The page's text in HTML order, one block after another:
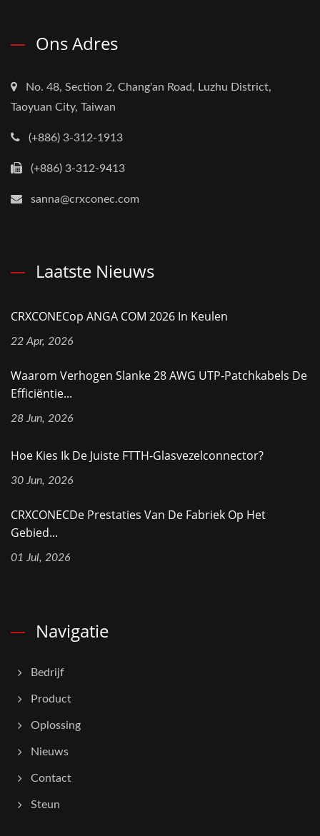
Ons Adres
No. 48, Section 2, Chang'an Road, Luzhu District,
Taoyuan City, Taiwan
(+886) 3-312-1913
(+886) 3-312-9413
sanna@crxconec.com
Laatste Nieuws
CRXCONECop ANGA COM 2026 In Keulen
22 Apr, 2026
Waarom Verhogen Slanke 28 AWG UTP-Patchkabels De
Efficiëntie...
28 Jun, 2026
Hoe Kies Ik De Juiste FTTH-Glasvezelconnector?
30 Jun, 2026
CRXCONECDe Prestaties Van De Fabriek Op Het
Gebied...
01 Jul, 2026
Navigatie
Bedrijf
Product
Oplossing
Nieuws
Contact
Steun